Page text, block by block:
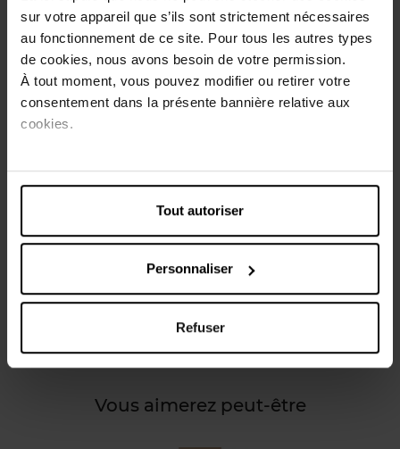
sur votre appareil que s’ils sont strictement nécessaires
au fonctionnement de ce site. Pour tous les autres types
de cookies, nous avons besoin de votre permission.
À tout moment, vous pouvez modifier ou retirer votre
consentement dans la présente bannière relative aux
cookies.
Tout autoriser
Personnaliser
Refuser
Rituel de beauté mythique des tropiques, l'huile de coco
est naturellement riche en acides gras saturés. Elle a des
propriétés émollientes extraordinaires qui la rendent très
agréable à appliquer seule ou dans une recette maison.
c'est un soin cosmétique naturel à elle seule car ses
bienfaits sont très nombreux. Elle nourrit en profondeur
les cheveux les plus secs et adoucit délicatement les
rides et les taches de vieillesse. Sa forte composition en
acides gras assainissants en fait un excellent protecteur
Caractéristiques
Vous aimerez peut-être